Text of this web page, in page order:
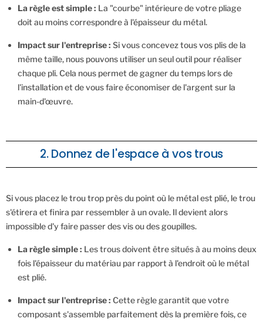
La règle est simple : La "courbe" intérieure de votre pliage
doit au moins correspondre à l'épaisseur du métal.
Impact sur l'entreprise : Si vous concevez tous vos plis de la
même taille, nous pouvons utiliser un seul outil pour réaliser
chaque pli. Cela nous permet de gagner du temps lors de
l'installation et de vous faire économiser de l'argent sur la
main-d'œuvre.
2. Donnez de l'espace à vos trous
Si vous placez le trou trop près du point où le métal est plié, le trou
s'étirera et finira par ressembler à un ovale. Il devient alors
impossible d'y faire passer des vis ou des goupilles.
La règle simple : Les trous doivent être situés à au moins deux
fois l'épaisseur du matériau par rapport à l'endroit où le métal
est plié.
Impact sur l'entreprise : Cette règle garantit que votre
composant s'assemble parfaitement dès la première fois, ce